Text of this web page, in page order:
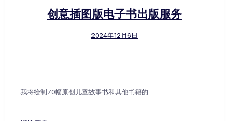
创意插图版电子书出版服务
2024年12月6日
我将绘制70幅原创儿童故事书和其他书籍的